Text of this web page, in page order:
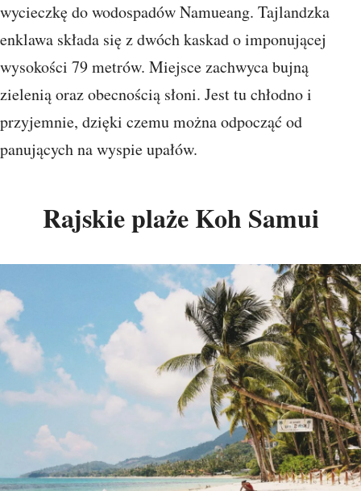
wycieczkę do wodospadów Namueang. Tajlandzka
enklawa składa się z dwóch kaskad o imponującej
wysokości 79 metrów. Miejsce zachwyca bujną
zielenią oraz obecnością słoni. Jest tu chłodno i
przyjemnie, dzięki czemu można odpocząć od
panujących na wyspie upałów.
Rajskie plaże Koh Samui